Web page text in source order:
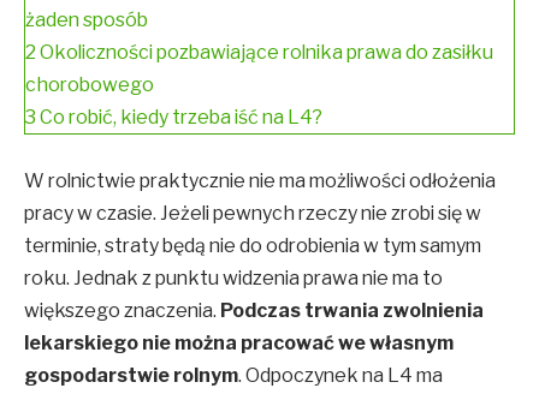
żaden sposób
2 Okoliczności pozbawiające rolnika prawa do zasiłku
chorobowego
3 Co robić, kiedy trzeba iść na L4?
W rolnictwie praktycznie nie ma możliwości odłożenia
pracy w czasie. Jeżeli pewnych rzeczy nie zrobi się w
terminie, straty będą nie do odrobienia w tym samym
roku. Jednak z punktu widzenia prawa nie ma to
większego znaczenia. Podczas trwania zwolnienia
lekarskiego nie można pracować we własnym
gospodarstwie rolnym. Odpoczynek na L4 ma